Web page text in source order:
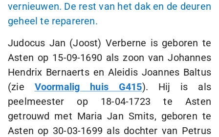
vernieuwen. De rest van het dak en de deuren
geheel te repareren.
Judocus Jan (Joost) Verberne is geboren te
Asten op 15-09-1690 als zoon van Johannes
Hendrix Bernaerts en Aleidis Joannes Baltus
(zie Voormalig huis G415). Hij is als
peelmeester op 18-04-1723 te Asten
getrouwd met Maria Jan Smits, geboren te
Asten op 30-03-1699 als dochter van Petrus